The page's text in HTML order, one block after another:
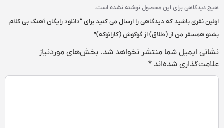
هیچ دیدگاهی برای این محصول نوشته نشده است.
اولین نفری باشید که دیدگاهی را ارسال می کنید برای “دانلود رایگان آهنگ بی کلام
بشنو همسفر من از (طلاق) از گوگوش (کارائوکه)”
نشانی ایمیل شما منتشر نخواهد شد. بخش‌های موردنیاز
علامت‌گذاری شده‌اند *